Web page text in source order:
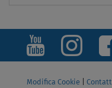
Modifica Cookie